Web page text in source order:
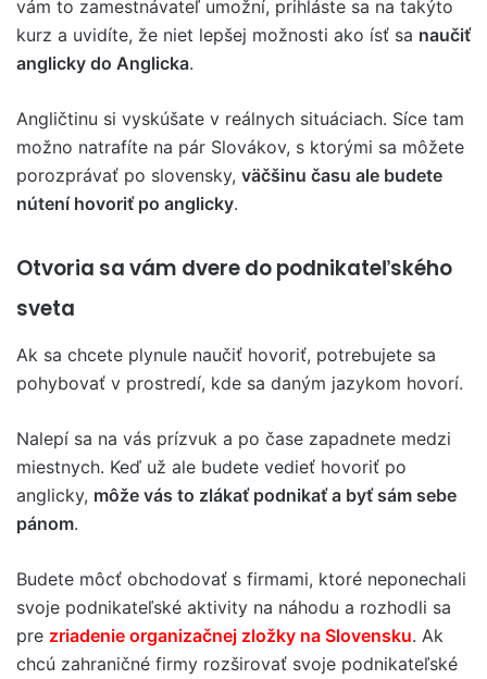
vám to zamestnávateľ umožní, prihláste sa na takýto
kurz a uvidíte, že niet lepšej možnosti ako ísť sa naučiť
anglicky do Anglicka.
Angličtinu si vyskúšate v reálnych situáciach. Síce tam
možno natrafíte na pár Slovákov, s ktorými sa môžete
porozprávať po slovensky, väčšinu času ale budete
nútení hovoriť po anglicky.
Otvoria sa vám dvere do podnikateľského
sveta
Ak sa chcete plynule naučiť hovoriť, potrebujete sa
pohybovať v prostredí, kde sa daným jazykom hovorí.
Nalepí sa na vás prízvuk a po čase zapadnete medzi
miestnych. Keď už ale budete vedieť hovoriť po
anglicky, môže vás to zlákať podnikať a byť sám sebe
pánom.
Budete môcť obchodovať s firmami, ktoré neponechali
svoje podnikateľské aktivity na náhodu a rozhodli sa
pre zriadenie organizačnej zložky na Slovensku. Ak
chcú zahraničné firmy rozširovať svoje podnikateľské